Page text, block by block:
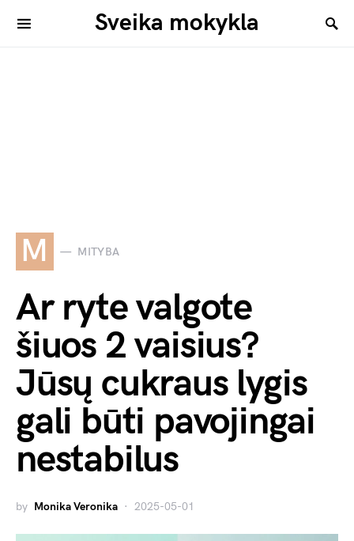
Sveika mokykla
M MITYBA
Ar ryte valgote
šiuos 2 vaisius?
Jūsų cukraus lygis
gali būti pavojingai
nestabilus
by Monika Veronika 2025-05-01